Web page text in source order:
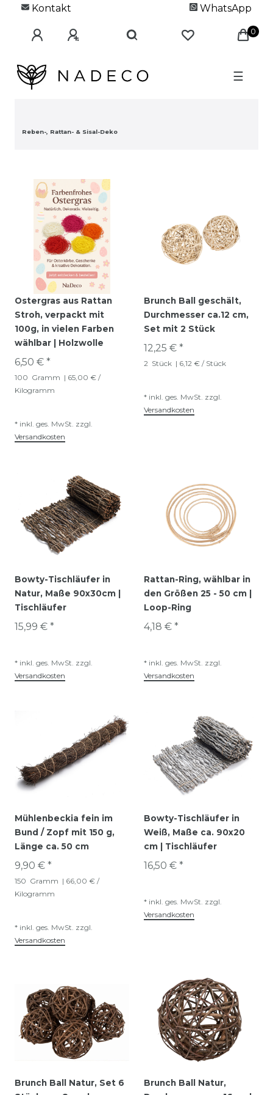
Kontakt WhatsApp
0
☰
Reben-, Rattan- & Sisal-Deko
Ostergras aus Rattan
Stroh, verpackt mit
100g, in vielen Farben
wählbar | Holzwolle
6,50 € *
100 Gramm | 65,00 € /
Kilogramm
* inkl. ges. MwSt. zzgl.
Versandkosten
Brunch Ball geschält,
Durchmesser ca.12 cm,
Set mit 2 Stück
12,25 € *
2 Stück | 6,12 € / Stück
* inkl. ges. MwSt. zzgl.
Versandkosten
Bowty-Tischläufer in
Natur, Maße 90x30cm |
Tischläufer
15,99 € *
* inkl. ges. MwSt. zzgl.
Versandkosten
Rattan-Ring, wählbar in
den Größen 25 - 50 cm |
Loop-Ring
4,18 € *
* inkl. ges. MwSt. zzgl.
Versandkosten
Mühlenbeckia fein im
Bund / Zopf mit 150 g,
Länge ca. 50 cm
9,90 € *
150 Gramm | 66,00 € /
Kilogramm
* inkl. ges. MwSt. zzgl.
Versandkosten
Bowty-Tischläufer in
Weiß, Maße ca. 90x20
cm | Tischläufer
16,50 € *
* inkl. ges. MwSt. zzgl.
Versandkosten
Brunch Ball Natur, Set 6
Brunch Ball Natur,